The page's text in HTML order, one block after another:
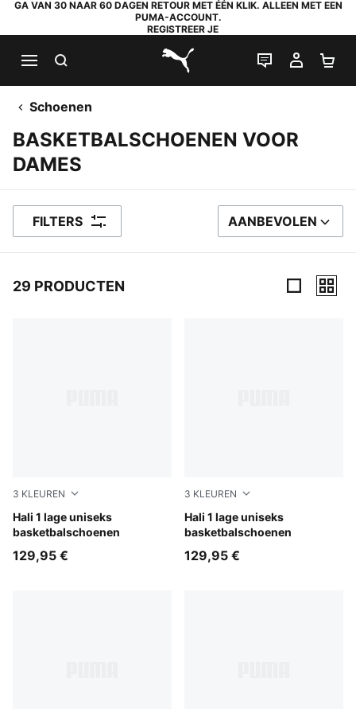
GA VAN 30 NAAR 60 DAGEN RETOUR MET ÉÉN KLIK. ALLEEN MET EEN
PUMA-ACCOUNT.
REGISTREER JE
PUMA.com
LIVE CHAT
MIJN
Schoenen
BASKETBALSCHOENEN VOOR
DAMES
FILTERS SORTEER OP
AANBEVOLEN
29 PRODUCTEN
3 KLEUREN
Hali 1 lage uniseks
basketbalschoenen
Fresh Mint-Green Moon
129,95 €
3 KLEUREN
Hali 1 lage uniseks
basketbalschoenen
PUMA White-Vibrant Silver
129,95 €